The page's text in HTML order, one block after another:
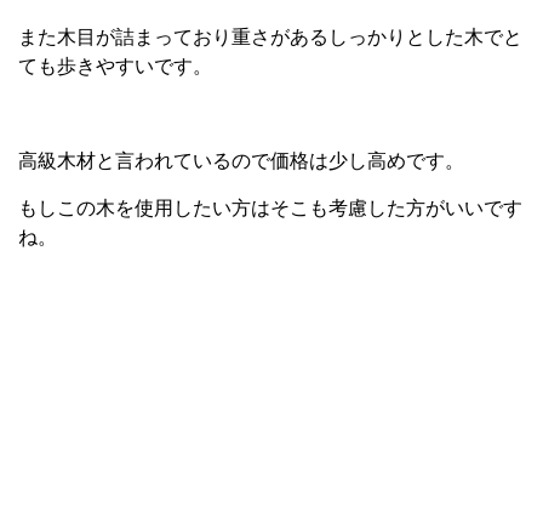
また木目が詰まっており重さがあるしっかりとした木でと
ても歩きやすいです。
高級木材と言われているので価格は少し高めです。
もしこの木を使用したい方はそこも考慮した方がいいです
ね。